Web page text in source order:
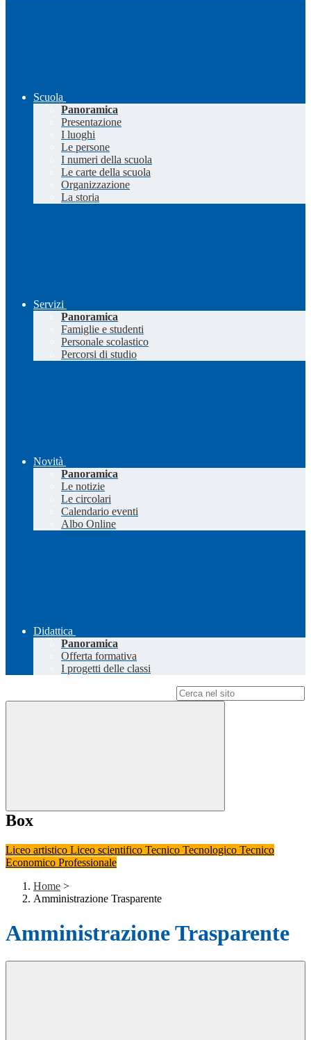
Scuola
Panoramica
Presentazione
I luoghi
Le persone
I numeri della scuola
Le carte della scuola
Organizzazione
La storia
Servizi
Panoramica
Famiglie e studenti
Personale scolastico
Percorsi di studio
Novità
Panoramica
Le notizie
Le circolari
Calendario eventi
Albo Online
Didattica
Panoramica
Offerta formativa
I progetti delle classi
Box
Liceo artistico Liceo scientifico Tecnico Tecnologico Tecnico
Economico Professionale
Home >
Amministrazione Trasparente
Amministrazione Trasparente